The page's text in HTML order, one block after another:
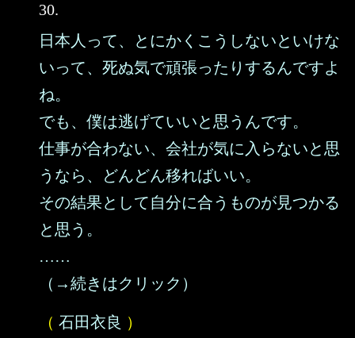
30.
日本人って、とにかくこうしないといけな
いって、死ぬ気で頑張ったりするんですよ
ね。
でも、僕は逃げていいと思うんです。
仕事が合わない、会社が気に入らないと思
うなら、どんどん移ればいい。
その結果として自分に合うものが見つかる
と思う。
……
（→続きはクリック）
（ 石田衣良 ）